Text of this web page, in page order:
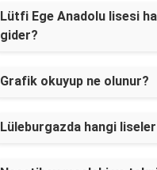
Lütfi Ege Anadolu lisesi
gider?
Grafik okuyup ne olunur?
Lüleburgazda hangi